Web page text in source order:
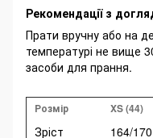
Рекомендації з
Прати вручну або на
температурі не вище
засоби для прання.
Розмір XS (44)
Зріст 164/170